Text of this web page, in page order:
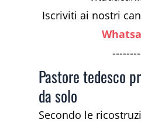
Iscriviti ai nostri
Pastore tedesco
da solo
Secondo le